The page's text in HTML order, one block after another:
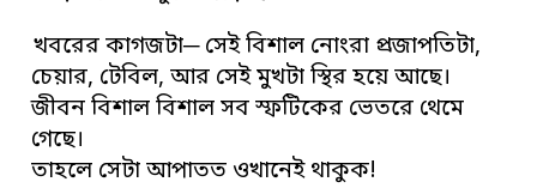
খবরের কাগজটা─ সেই বিশাল নোংরা প্রজাপতিটা,
চেয়ার, টেবিল, আর সেই মুখটা স্থির হয়ে আছে।
জীবন বিশাল বিশাল সব স্ফটিকের ভেতরে থেমে
গেছে।
তাহলে সেটা আপাতত ওখানেই থাকুক!